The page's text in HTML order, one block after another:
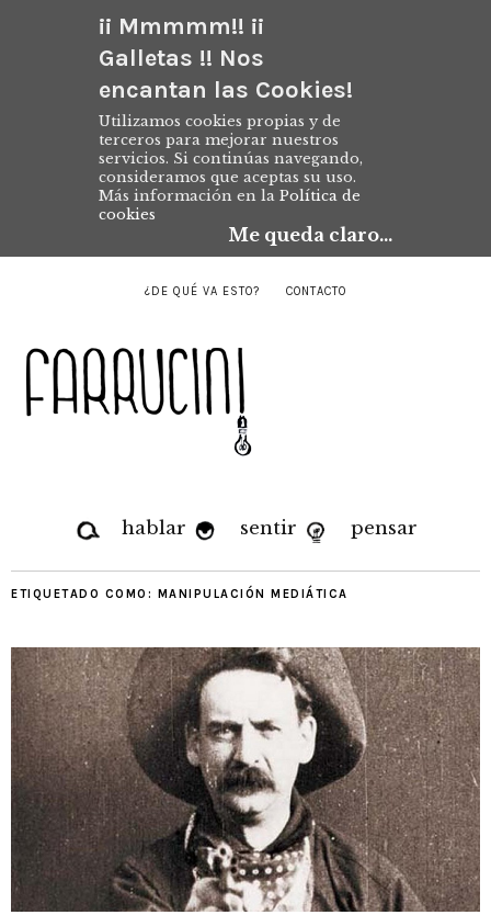
¡¡ Mmmmm!! ¡¡
Galletas !! Nos
encantan las Cookies!
Utilizamos cookies propias y de
terceros para mejorar nuestros
servicios. Si continúas navegando,
consideramos que aceptas su uso.
Más información en la Política de
cookies
Me queda claro...
¿DE QUÉ VA ESTO? CONTACTO
hablar sentir pensar
ETIQUETADO COMO: MANIPULACIÓN MEDIÁTICA